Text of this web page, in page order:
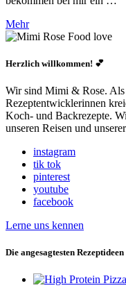
Mehr
Herzlich willkommen! 💕
Wir sind Mimi & Rose. Als
Rezeptentwicklerinnen
Koch- und Backrezepte.
unseren Reisen und
instagram
tik tok
pinterest
youtube
facebook
Lerne uns kennen
Die angesagtesten Rezeptideen